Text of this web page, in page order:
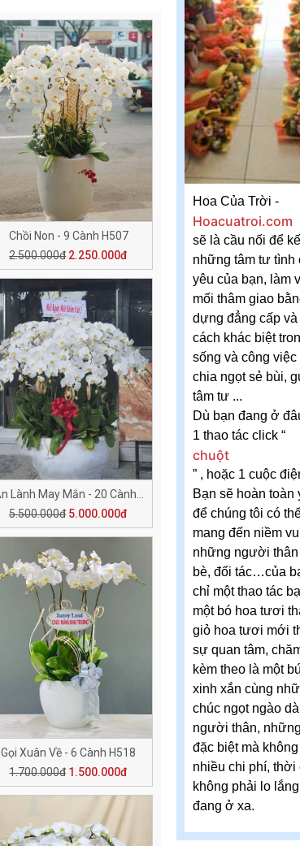
Chồi Non - 9 Cành H507
2.500.000đ 2.250.000đ
5.500.000đ 5.000.000đ
Gọi Xuân Về - 6 Cành H518
1.700.000đ 1.500.000đ
Hoa Của Trời -
Hoacuatroi.com
sẽ là cầu nối để
những tâm tư tình
yêu của bạn, làm
mối thâm giao
dựng đẳng cấp và
cách khác biệt
sống và công việc
chia ngọt sẻ bùi,
tâm tư ...
Dù bạn đang ở
1 thao tác click “
chuột
” , hoặc 1 cuộc
Bạn sẽ hoàn toàn
để chúng tôi có
mang đến niềm
những người thân
bè, đối tác…của
chỉ một thao tác
một bó hoa tươi
giỏ hoa tươi mới
sự quan tâm,
kèm theo là một
xinh xắn cùng
chúc ngọt ngào
người thân,
đặc biệt mà
nhiều chi phí, thời
không phải lo
đang ở xa.